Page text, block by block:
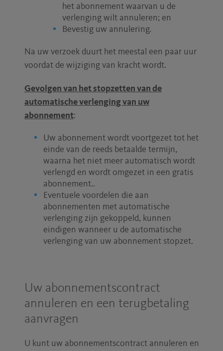
het abonnement waarvan u de
verlenging wilt annuleren; en
Bevestig uw annulering.
Na uw verzoek duurt het meestal een paar uur
voordat de wijziging van kracht wordt.
Gevolgen van het stopzetten van de
automatische verlenging van uw
abonnement:
Uw abonnement wordt voortgezet tot het
einde van de reeds betaalde termijn,
waarna het niet meer automatisch wordt
verlengd en wordt omgezet in een gratis
abonnement..
Eventuele voordelen die aan
abonnementen met automatische
verlenging zijn gekoppeld, kunnen
eindigen wanneer u de automatische
verlenging van uw abonnement stopzet.
Uw abonnementscontract
annuleren en een terugbetaling
aanvragen
U kunt uw abonnementscontract annuleren en